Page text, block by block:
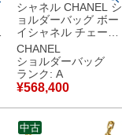
シャネル CHANEL シ
ョルダーバッグ ボー
イシャネル チェーン
ショルダー キャビア
スキン ブラック マッ
トゴールド金具
AS3186 ランダムシ
リアル 【中古】中古
美品
CHANEL
ショルダーバッグ
ランク: A
¥568,400
中古